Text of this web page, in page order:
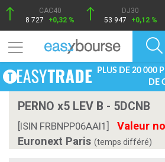
CAC40
8 727
+0,32 %
DJ30
53 947
+0,12 %
PLUS DE 20 000
DE
PERNO x5 LEV B - 5DCNB
[ISIN FRBNPP06AAI1] Valeur
Euronext Paris (temps différé)